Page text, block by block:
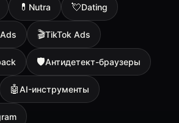
💊 Nutra 💘Dating
🎬TikTok Ads
🛡Антидетект-браузеры
🤖AI-инструменты